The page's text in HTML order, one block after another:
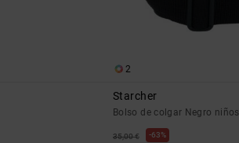
2
Starcher
Bolso de colgar Negro niños
35,00 € 63%